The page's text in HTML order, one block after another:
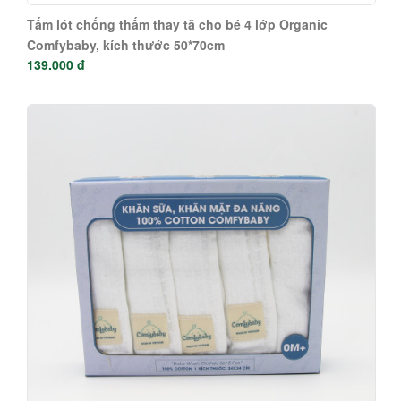
Tấm lót chống thấm thay tã cho bé 4 lớp Organic
Comfybaby, kích thước 50*70cm
139.000 đ